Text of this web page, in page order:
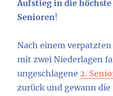
Aufstieg in die
Senioren!
Nach einem
mit zwei Niederlagen
ungeschlagene 2.
zurück und gewann